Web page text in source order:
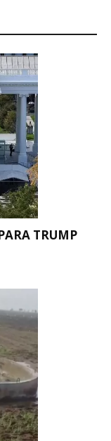
TRUMP